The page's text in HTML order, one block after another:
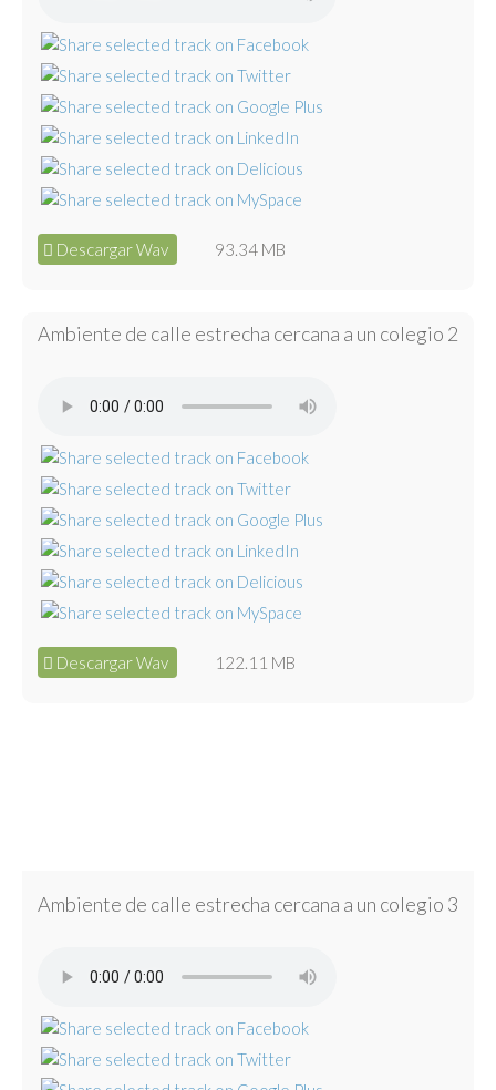
Descargar Wav 93.34 MB
Ambiente de calle estrecha cercana a un colegio 2
Descargar Wav 122.11 MB
Ambiente de calle estrecha cercana a un colegio 3